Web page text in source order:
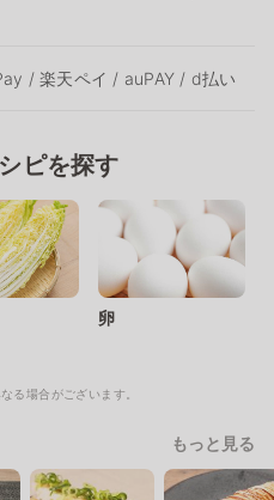
/ 楽天ペイ / auPAY / d払い
ピを探す
卵
る場合がございます。
もっと見る